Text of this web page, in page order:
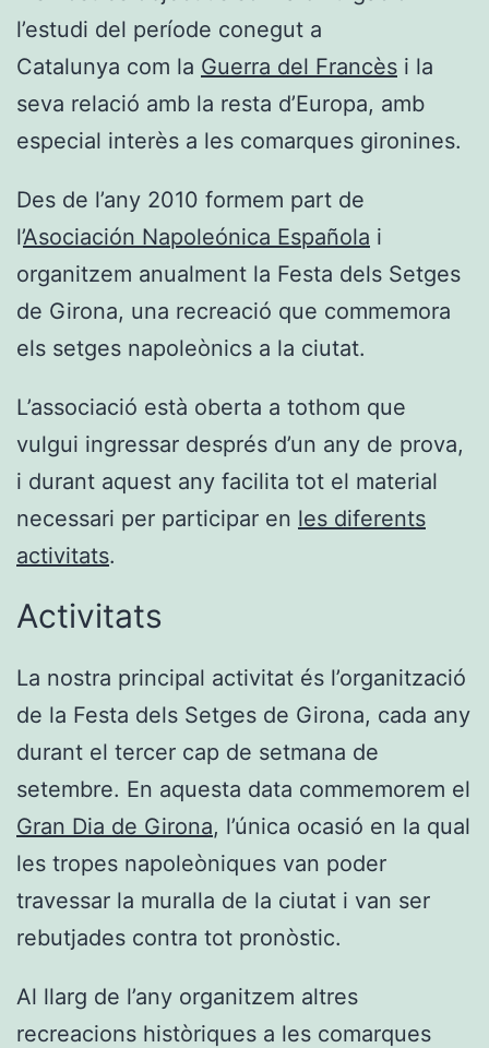
l’estudi del període conegut a
Catalunya com la Guerra del Francès i la
seva relació amb la resta d’Europa, amb
especial interès a les comarques gironines.
Des de l’any 2010 formem part de
l’Asociación Napoleónica Española i
organitzem anualment la Festa dels Setges
de Girona, una recreació que commemora
els setges napoleònics a la ciutat.
L’associació està oberta a tothom que
vulgui ingressar després d’un any de prova,
i durant aquest any facilita tot el material
necessari per participar en les diferents
activitats.
Activitats
La nostra principal activitat és l’organització
de la Festa dels Setges de Girona, cada any
durant el tercer cap de setmana de
setembre. En aquesta data commemorem el
Gran Dia de Girona, l’única ocasió en la qual
les tropes napoleòniques van poder
travessar la muralla de la ciutat i van ser
rebutjades contra tot pronòstic.
Al llarg de l’any organitzem altres
recreacions històriques a les comarques